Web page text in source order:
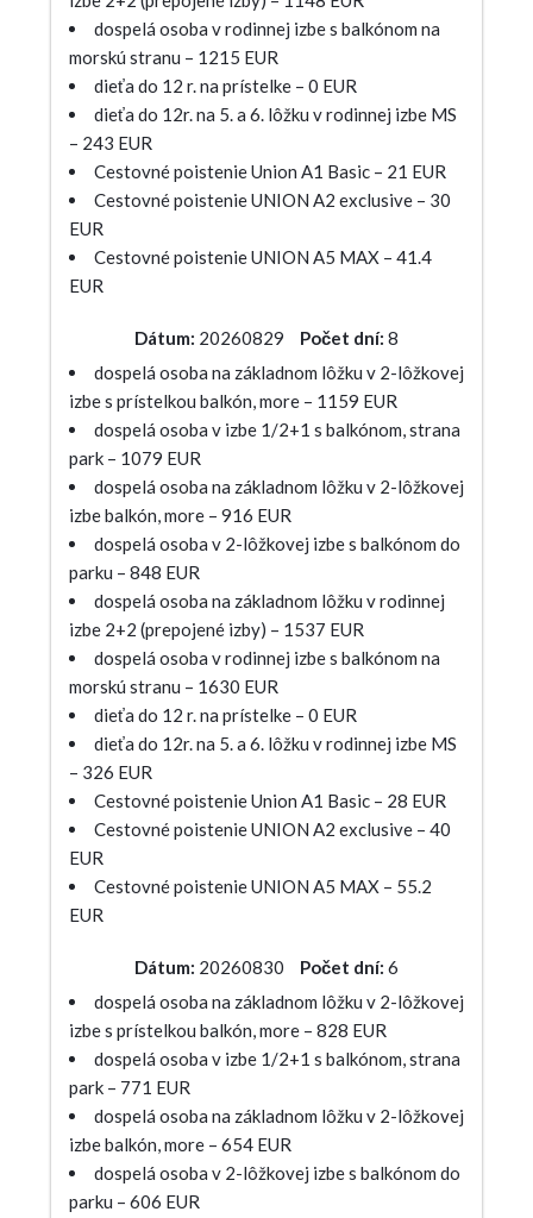
dospelá osoba v rodinnej izbe s balkónom na
morskú stranu – 1215 EUR
dieťa do 12 r. na prístelke – 0 EUR
dieťa do 12r. na 5. a 6. lôžku v rodinnej izbe MS
– 243 EUR
Cestovné poistenie Union A1 Basic – 21 EUR
Cestovné poistenie UNION A2 exclusive – 30
EUR
Cestovné poistenie UNION A5 MAX – 41.4
EUR
Dátum: 20260829 Počet dní: 8
dospelá osoba na základnom lôžku v 2-lôžkovej
izbe s prístelkou balkón, more – 1159 EUR
dospelá osoba v izbe 1/2+1 s balkónom, strana
park – 1079 EUR
dospelá osoba na základnom lôžku v 2-lôžkovej
izbe balkón, more – 916 EUR
dospelá osoba v 2-lôžkovej izbe s balkónom do
parku – 848 EUR
dospelá osoba na základnom lôžku v rodinnej
izbe 2+2 (prepojené izby) – 1537 EUR
dospelá osoba v rodinnej izbe s balkónom na
morskú stranu – 1630 EUR
dieťa do 12 r. na prístelke – 0 EUR
dieťa do 12r. na 5. a 6. lôžku v rodinnej izbe MS
– 326 EUR
Cestovné poistenie Union A1 Basic – 28 EUR
Cestovné poistenie UNION A2 exclusive – 40
EUR
Cestovné poistenie UNION A5 MAX – 55.2
EUR
Dátum: 20260830 Počet dní: 6
dospelá osoba na základnom lôžku v 2-lôžkovej
izbe s prístelkou balkón, more – 828 EUR
dospelá osoba v izbe 1/2+1 s balkónom, strana
park – 771 EUR
dospelá osoba na základnom lôžku v 2-lôžkovej
izbe balkón, more – 654 EUR
dospelá osoba v 2-lôžkovej izbe s balkónom do
parku – 606 EUR